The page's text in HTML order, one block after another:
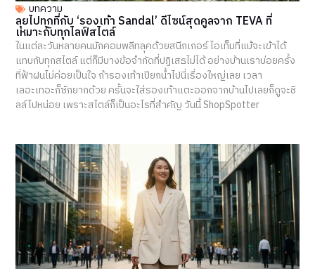
บทความ
ลุยไปทุกที่กับ ‘รองเท้า Sandal’ ดีไซน์สุดคูลจาก TEVA ที่
เหมาะกับทุกไลฟ์สไตล์
ในแต่ละวันหลายคนมักคอมพลีทลุคด้วยสนีกเกอร์ ไอเท็มที่แม้จะเข้าได้
แทบกับทุกสไตล์ แต่ก็มีบางข้อจำกัดที่ปฏิเสธไม่ได้ อย่างบ้านเราบ่อยครั้ง
ที่ฟ้าฝนไม่ค่อยเป็นใจ ถ้ารองเท้าเปียกน้ำไปนี่เรื่องใหญ่เลย เวลา
เลอะเทอะก็ซักยากด้วย ครั้นจะใส่รองเท้าแตะออกจากบ้านไปเลยก็ดูจะชิ
ลล์ไปหน่อย เพราะสไตล์ก็เป็นอะไรที่สำคัญ วันนี้ ShopSpotter